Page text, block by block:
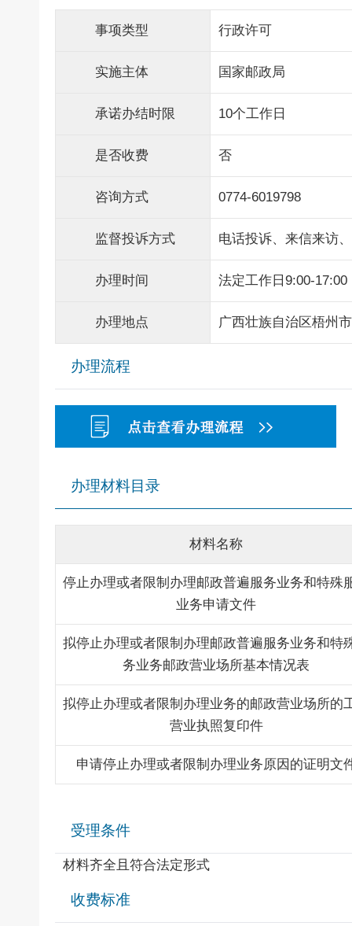
事项类型 行政许可
实施主体 国家邮政局
承诺办结时限 10个工作日
是否收费 否
咨询方式 0774-6019798
监督投诉方式 电话投诉、来信来访
办理时间 法定工作日9:00-17:00
办理地点 广西壮族自治区梧州
办理流程
办理材料目录
材料名称
停止办理或者限制办理邮政普遍服务业务和特殊
业务申请文件
拟停止办理或者限制办理邮政普遍服务业务和特
务业务邮政营业场所基本情况表
拟停止办理或者限制办理业务的邮政营业场所的
营业执照复印件
申请停止办理或者限制办理业务原因的证明文
受理条件
材料齐全且符合法定形式
收费标准